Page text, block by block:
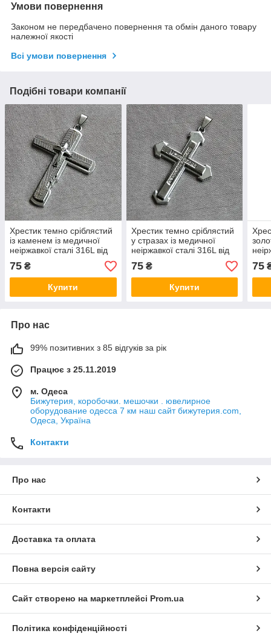
Умови повернення
Законом не передбачено повернення та обмін даного товару
належної якості
Всі умови повернення
Подібні товари компанії
Хрестик темно сріблястий
із каменем із медичної
неіржавкої сталі 316L від
Stainless Steel розмір 65 х
45 мм
75 ₴
Купити
Хрестик темно сріблястий
у стразах із медичної
неіржавкої сталі 316L від
Stainless Steel розмір 60 х
40 мм
75₴
Купити
40
75
Про нас
99% позитивних з 85 відгуків за рік
Працює з 25.11.2019
м. Одеса
Бижутерия, коробочки. мешочки . ювелирное
оборудование одесса 7 км наш сайт бижутерия.com,
Одеса, Україна
Контакти
Про нас
Контакти
Доставка та оплата
Повна версія сайту
Сайт створено на маркетплейсі Prom.ua
Політика конфіденційності